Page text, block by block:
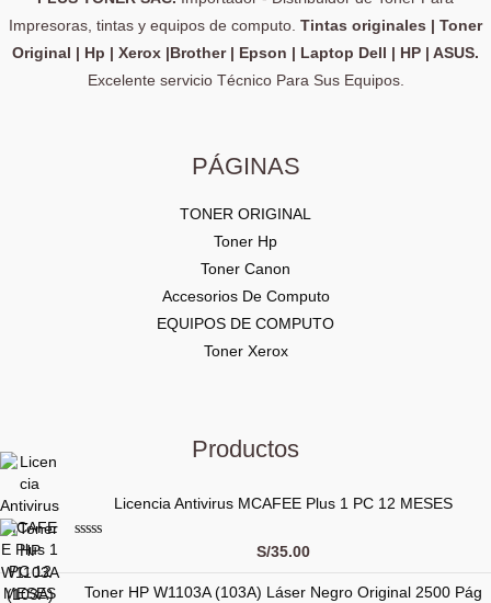
5
Impresoras, tintas y equipos de computo. Tintas originales | Toner
Original | Hp | Xerox |Brother | Epson | Laptop Dell | HP | ASUS.
Excelente servicio Técnico Para Sus Equipos.
PÁGINAS
TONER ORIGINAL
Toner Hp
Toner Canon
Accesorios De Computo
EQUIPOS DE COMPUTO
Toner Xerox
Productos
Licencia Antivirus MCAFEE Plus 1 PC 12 MESES
S/35.00
Toner HP W1103A (103A) Láser Negro Original 2500 Pág